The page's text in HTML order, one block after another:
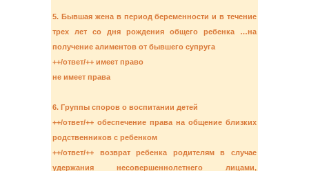
5. Бывшая жена в период беременности и в течение
трех лет со дня рождения общего ребенка …на
получение алиментов от бывшего супруга
++/ответ/++ имеет право
не имеет права
6. Группы споров о воспитании детей
++/ответ/++ обеспечение права на общение близких
родственников с ребенком
++/ответ/++ возврат ребенка родителям в случае
удержания несовершеннолетнего лицами,